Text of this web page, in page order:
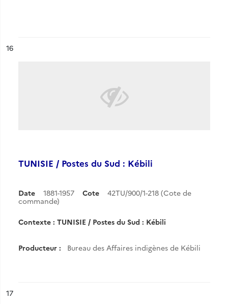
n°
16
TUNISIE / Postes du Sud : Kébili
Date 1881-1957 Cote
42TU/900/1-218 (Cote de
commande)
Contexte : TUNISIE / Postes du Sud : Kébili
Producteur : Bureau des Affaires indigènes de Kébili
n°
17